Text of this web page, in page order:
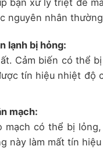
bạn xử lý triệt để
nguyên nhân
lạnh bị hỏng:
Cảm biến có thể
tín hiệu nhiệt độ
mạch:
mạch có thể bị
này làm mất tín